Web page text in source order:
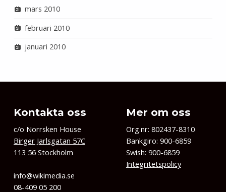
mars 2010
februari 2010
januari 2010
Kontakta oss
c/o Norrsken House
Birger Jarlsgatan 57C
113 56 Stockholm
info@wikimedia.se
08-409 05 200
Mer om oss
Org.nr: 802437-8310
Bankgiro: 900-6859
Swish: 900-6859
Integritetspolicy